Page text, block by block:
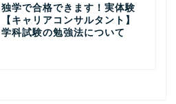
独学で合格できます！実体験
【キャリアコンサルタント】
学科試験の勉強法について